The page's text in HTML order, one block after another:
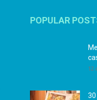
POPULAR
12